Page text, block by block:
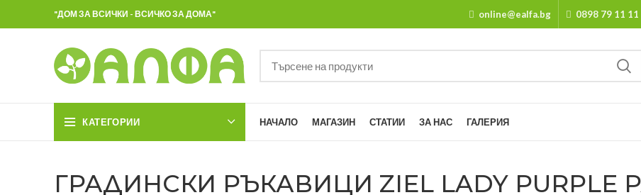
"ДОМ ЗА ВСИЧКИ - ВСИЧКО ЗА ДОМА" online@ealfa.bg 0898 79 11 11
КАТЕГОРИИ НАЧАЛО МАГАЗИН СТАТИИ ЗА НАС ГАЛЕРИЯ
ГРАДИНСКИ РЪКАВИЦИ ZIEL LADY PURPLE